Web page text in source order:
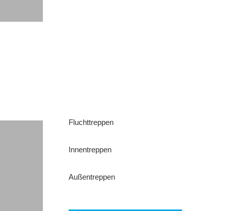
Fluchttreppen
Innentreppen
Außentreppen